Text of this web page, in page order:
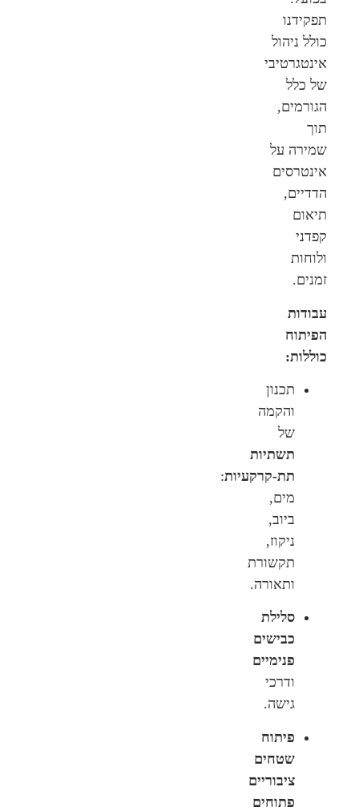
תפקידנו
כולל ניהול
אינטגרטיבי
של כלל
הגורמים,
תוך
שמירה על
אינטרסים
הדדיים,
תיאום
קפדני
ולוחות
זמנים.
עבודות
הפיתוח
כוללות:
תכנון
והקמה
של
תשתיות
תת-קרקעיות:
מים,
ביוב,
ניקוז,
תקשורת
ותאורה.
סלילת
כבישים
פנימיים
ודרכי
גישה.
פיתוח
שטחים
ציבוריים
פתוחים